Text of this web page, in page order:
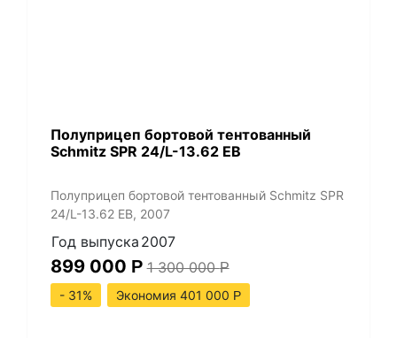
Полуприцеп бортовой тентованный
Schmitz SPR 24/L-13.62 EB
Полуприцеп бортовой тентованный Schmitz SPR
24/L-13.62 EB, 2007
Год выпуска 2007
899 000 Р 1 300 000Р
- 31%
Экономия 401 000 Р